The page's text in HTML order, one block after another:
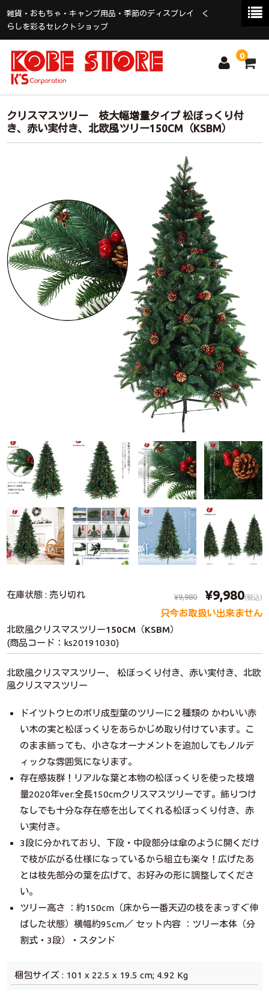
雑貨・おもちゃ・キャンプ用品・季節のディスプレイ く
らしを彩るセレクトショップ
0
ALL ITEMS
日用品・生活雑貨
文具
クリスマスアイテム
企業・団体様 お見積り
CONTACT
クリスマスツリー 枝大幅増量タイプ 松ぼっくり付
き、赤い実付き、北欧風ツリー150CM（KSBM）
在庫状態 : 売り切れ ¥9,980 ¥9,980(税込)
只今お取扱い出来ません
北欧風クリスマスツリー150CM（KSBM）
(商品コード：ks20191030)
北欧風クリスマスツリー、 松ぼっくり付き、赤い実付き、北欧
風クリスマスツリー
ドイツトウヒのポリ成型葉のツリーに２種類の かわいい赤
い木の実と松ぼっくりをあらかじめ取り付けています。こ
のまま飾っても、小さなオーナメントを追加してもノルデ
ィックな雰囲気になります。
存在感抜群！リアルな葉と本物の松ぼっくりを使った枝増
量2020年ver.全長150cmクリスマスツリーです。飾りつけ
なしでも十分な存在感を出してくれる松ぼっくり付き、赤
い実付き。
3段に分かれており、下段・中段部分は傘のように開くだけ
で枝が広がる仕様になっているから組立も楽々！広げたあ
とは枝先部分の葉を広げて、お好みの形に調整してくださ
い。
ツリー高さ ：約150cm（床から一番天辺の枝をまっすぐ伸
ばした状態）横幅約95cm／ セット内容 ：ツリー本体（分
割式・3段）・スタンド
梱包サイズ : 101 x 22.5 x 19.5 cm; 4.92 Kg